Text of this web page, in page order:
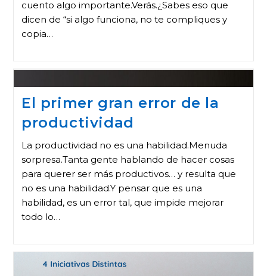
cuento algo importante.Verás.¿Sabes eso que
dicen de “si algo funciona, no te compliques y
copia…
El primer gran error de la
productividad
La productividad no es una habilidad.Menuda
sorpresa.Tanta gente hablando de hacer cosas
para querer ser más productivos… y resulta que
no es una habilidad.Y pensar que es una
habilidad, es un error tal, que impide mejorar
todo lo…